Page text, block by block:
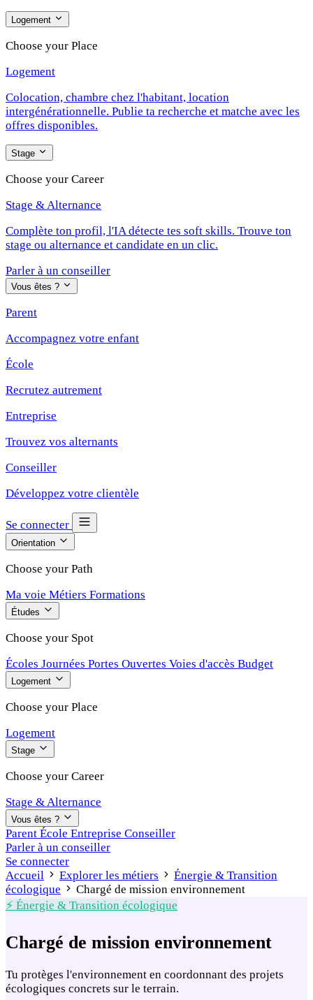
Logement
Choose your Place
Logement
Colocation, chambre chez l'habitant, location
intergénérationnelle. Publie ta recherche et matche avec les
offres disponibles.
Stage
Choose your Career
Stage & Alternance
Complète ton profil, l'IA détecte tes soft skills. Trouve ton
stage ou alternance et candidate en un clic.
Parler à un conseiller
Vous êtes ?
Parent
Accompagnez votre enfant
École
Recrutez autrement
Entreprise
Trouvez vos alternants
Conseiller
Développez votre clientèle
Se connecter
Orientation
Choose your Path
Ma voie Métiers Formations
Études
Choose your Spot
Écoles Journées Portes Ouvertes Voies d'accès Budget
Logement
Choose your Place
Logement
Stage
Choose your Career
Stage & Alternance
Vous êtes ?
Parent École Entreprise Conseiller
Parler à un conseiller
Se connecter
Accueil
Explorer les métiers
Énergie & Transition
écologique
Chargé de mission environnement
⚡ Énergie & Transition écologique
Chargé de mission environnement
Tu protèges l'environnement en coordonnant des projets
écologiques concrets sur le terrain.